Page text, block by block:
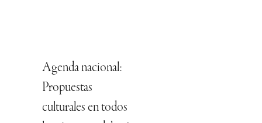
Agenda nacional:
Propuestas
culturales en todos